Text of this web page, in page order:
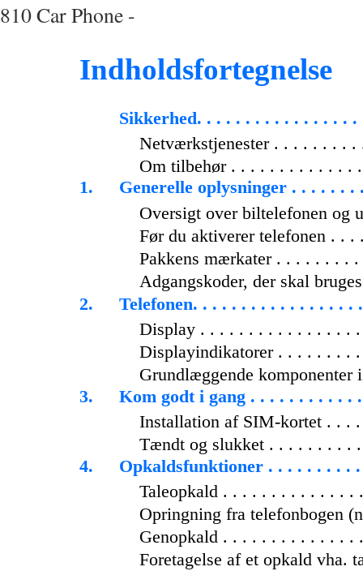
810 Car Phone -
Indholdsfortegnelse
Sikkerhed. . . . . . . . . . . . . . . .
Netværkstjenester . . . . . . . .
Om tilbehør . . . . . . . . . . . . .
1.
Generelle oplysninger . . . . . . .
Oversigt over biltelefonen og
Før du aktiverer telefonen . .
Pakkens mærkater . . . . . . . .
Adgangskoder, der skal
2.
Telefonen. . . . . . . . . . . . . . . . .
Display . . . . . . . . . . . . . . . .
Displayindikatorer . . . . . . . .
Grundlæggende komponenter
3.
Kom godt i gang . . . . . . . . . . .
Installation af SIM-kortet . . .
Tændt og slukket . . . . . . . . .
4.
Opkaldsfunktioner . . . . . . . . .
Taleopkald . . . . . . . . . . . . .
Opringning fra telefonbogen
Genopkald . . . . . . . . . . . . .
Foretagelse af et opkald vha.